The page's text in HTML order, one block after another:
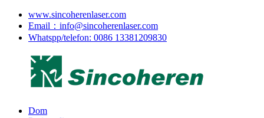
www.sincoherenlaser.com
Email：info@sincoherenlaser.com
Whatspp/telefon: 0086 13381209830
Dom